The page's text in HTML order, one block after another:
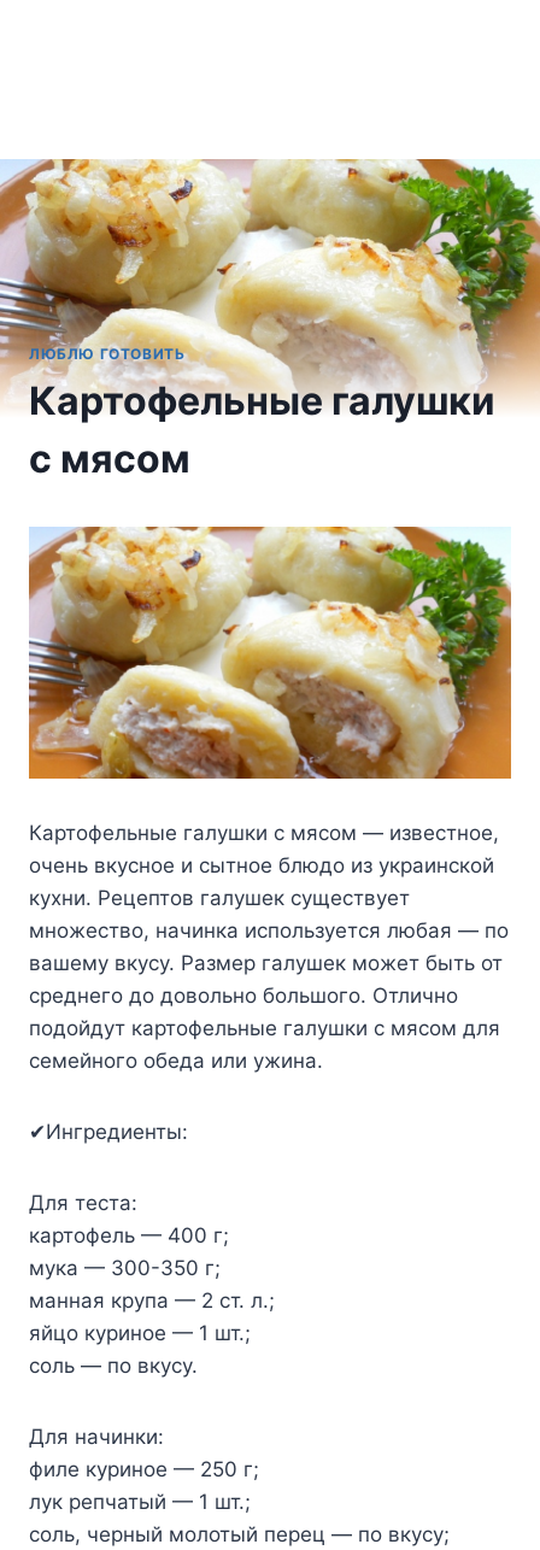
ЛЮБЛЮ ГОТОВИТЬ
Картофельные галушки
с мясом
Картофельные галушки с мясом — известное,
очень вкусное и сытное блюдо из украинской
кухни. Рецептов галушек существует
множество, начинка используется любая — по
вашему вкусу. Размер галушек может быть от
среднего до довольно большого. Отлично
подойдут картофельные галушки с мясом для
семейного обеда или ужина.
✔Ингредиенты:
Для теста:
картофель — 400 г;
мука — 300-350 г;
манная крупа — 2 ст. л.;
яйцо куриное — 1 шт.;
соль — по вкусу.
Для начинки:
филе куриное — 250 г;
лук репчатый — 1 шт.;
соль, черный молотый перец — по вкусу;